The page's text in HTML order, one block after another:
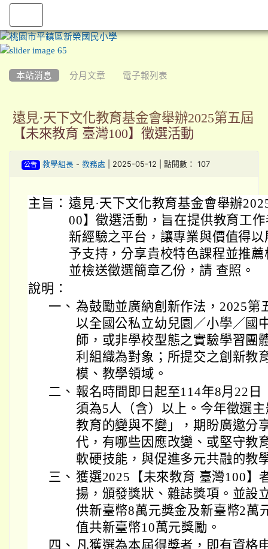
本站消息 分月文章 電子報列表
遠見·天下文化教育基金會舉辦2025第五屆
【未來教育 臺灣100】徵選活動
公告 教學組長- 教務處 | 2025-05-12 | 點閱數： 107
主旨： 遠見·天下文化教育基金會舉辦
00】徵選活動，旨在提供教育工
新經驗之平台，讓專業與價值得
予支持，分享貴校特色課程並推
並檢送徵選簡章乙份，請 查照。
說明：
一、 為鼓勵並廣納創新作法，2025第
以全國公私立幼兒園／小學／國
師，或非學校型態之實驗學習團
利組織為對象；所提交之創新教
模、教學領域。
二、 報名時間即日起至114年8月22
須為5人（含）以上。今年徵選
教育的變與不變」，期盼廣邀分
代，有哪些因應改變、或堅守教
軟硬技能，與促進多元共融的教
三、 獲選2025【未來教育 臺灣100】
揚，頒發獎狀、雜誌獎項。並設
供新臺幣8萬元獎金及新臺幣2萬
值共新臺幣10萬元獎勵。
四、 凡獲選為本屆得獎者，即有資格